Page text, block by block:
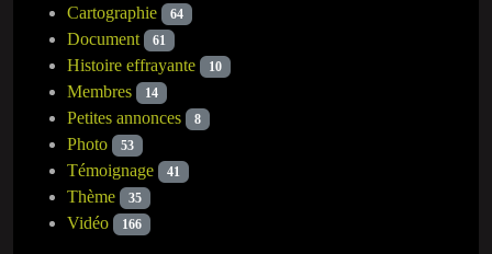
Cartographie 64
Document 61
Histoire effrayante 10
Membres 14
Petites annonces 8
Photo 53
Témoignage 41
Thème 35
Vidéo 166